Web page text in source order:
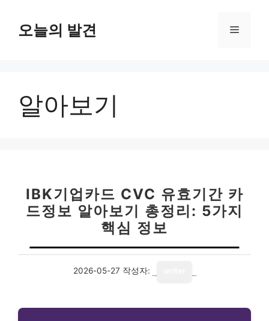
오늘의 발견 메
알아보기
IBK기업카드 CVC 유효기간 카
드정보 알아보기 총정리: 5가지
핵심 정보
2026-05-27 작성자: